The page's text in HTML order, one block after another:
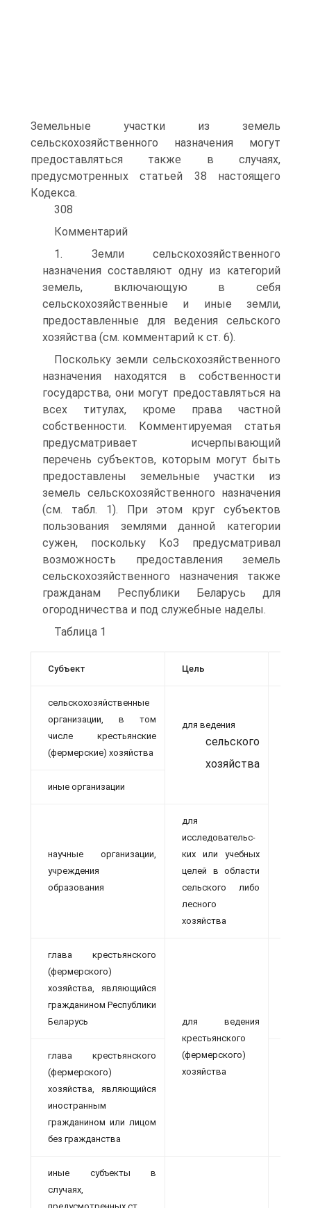
Земельные участки из земель
сельскохозяйственного назначения могут
предоставляться так­же в случаях,
предусмотренных статьей 38 настоящего
Кодекса.
308
Комментарий
1. Земли сельскохозяйственного
назначения составляют одну из категорий
земель, включающую в себя
сельскохозяйствен­ные и иные земли,
предоставленные для ведения сельского
хо­зяйства (см. комментарий к ст. 6).
Поскольку земли сельскохозяйственного
назначения нахо­дятся в собственности
государства, они могут предоставляться на
всех титулах, кроме права частной
собственности. Коммен­тируемая статья
предусматривает исчерпывающий
перечень субъектов, которым могут быть
предоставлены земельные участки из
земель сельскохозяйственного назначения
(см. табл. 1). При этом круг субъектов
пользования землями данной категории
сужен, поскольку КоЗ предусматривал
возможность предостав­ления земель
сельскохозяйственного назначения также
гражда­нам Республики Беларусь для
огородничества и под служебные наделы.
Таблица 1
Субъект Цель
сельскохозяйственные
организа­ции, в том
числе крестьянские
(фермерские) хозяйства
для ведения
сельского
хозяйства
иные организации
научные организации,
учрежде­ния
образования
для
исследовательс­
ких или учебных
це­лей в области
сельс­кого либо
лесного
хозяйства
глава крестьянского
(фермерско­го)
хозяйства, являющийся
гражданином Республики
Беларусь
для ведения
крес­тьянского
(фермер­ского)
хозяйства
глава крестьянского
(фермерско­го)
хозяйства, являющийся
иностранным
гражданином или лицом
без гражданства
иные субъекты в
случаях,